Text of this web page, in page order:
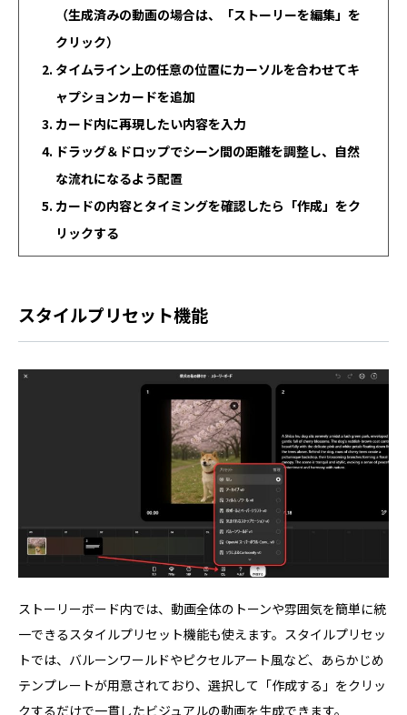
（生成済みの動画の場合は、「ストーリーを編集」を
クリック）
タイムライン上の任意の位置にカーソルを合わせてキ
ャプションカードを追加
カード内に再現したい内容を入力
ドラッグ＆ドロップでシーン間の距離を調整し、自然
な流れになるよう配置
カードの内容とタイミングを確認したら「作成」をク
リックする
スタイルプリセット機能
ストーリーボード内では、動画全体のトーンや雰囲気を簡単に統
一できるスタイルプリセット機能も使えます。スタイルプリセッ
トでは、バルーンワールドやピクセルアート風など、あらかじめ
テンプレートが用意されており、選択して「作成する」をクリッ
クするだけで一貫したビジュアルの動画を生成できます。